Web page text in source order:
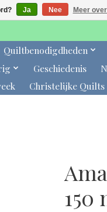
Quiltbenodigdheden
Geschiedenis
Christelijke Quilts
150
Ja Nee Meer